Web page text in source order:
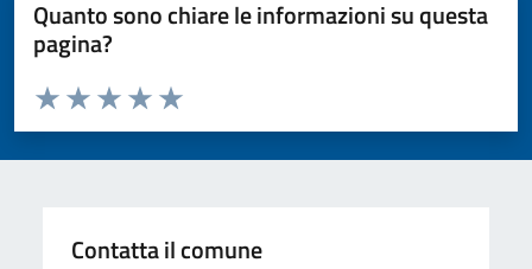
Quanto sono chiare le informazioni su questa
pagina?
Valuta da 1 a 5 stelle la pagina
Valuta 5 stelle su 5
Valuta 4 stelle su 5
Valuta 3 stelle su 5
Valuta 2 stelle su 5
Valuta 1 stelle su 5
Contatta il comune